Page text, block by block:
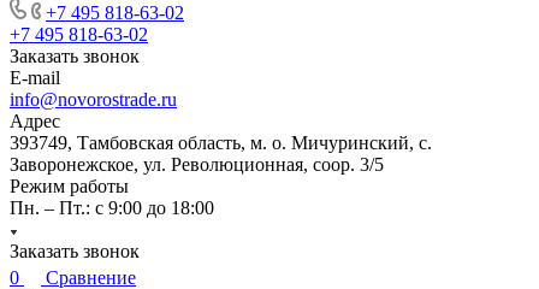
+7 495 818-63-02
+7 495 818-63-02
Заказать звонок
E-mail
info@novorostrade.ru
Адрес
393749, Тамбовская область, м. о. Мичуринский, с.
Заворонежское, ул. Революционная, соор. 3/5
Режим работы
Пн. – Пт.: с 9:00 до 18:00
Заказать звонок
0
Сравнение